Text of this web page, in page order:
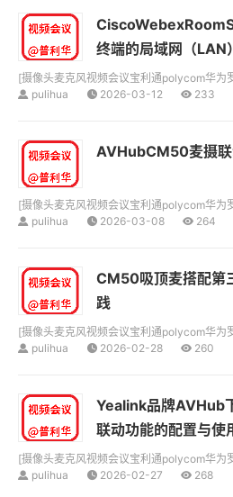
终端的局域网（LAN
[摄像头麦克风视频会议宝利通polycom华为
pulihua
2026-03-12 233
AVHubCM50麦摄
[摄像头麦克风视频会议宝利通polycom华为
pulihua
2026-03-08 264
CM50吸顶麦搭配第
践
[摄像头麦克风视频会议宝利通polycom华为
pulihua
2026-02-28 260
Yealink品牌AVHub
联动功能的配置与使
[摄像头麦克风视频会议宝利通polycom华为
pulihua
2026-02-27 268